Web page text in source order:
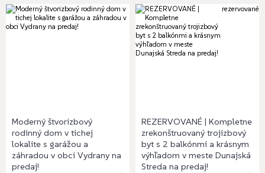
Moderný štvorizbový
rodinný dom v tichej
lokalite s garážou a
záhradou v obci Vydrany na
predaj!
rezervované
REZERVOVANÉ | Kompletne
zrekonštruovaný trojizbový
byt s 2 balkónmi a krásnym
výhľadom v meste Dunajská
Streda na predaj!